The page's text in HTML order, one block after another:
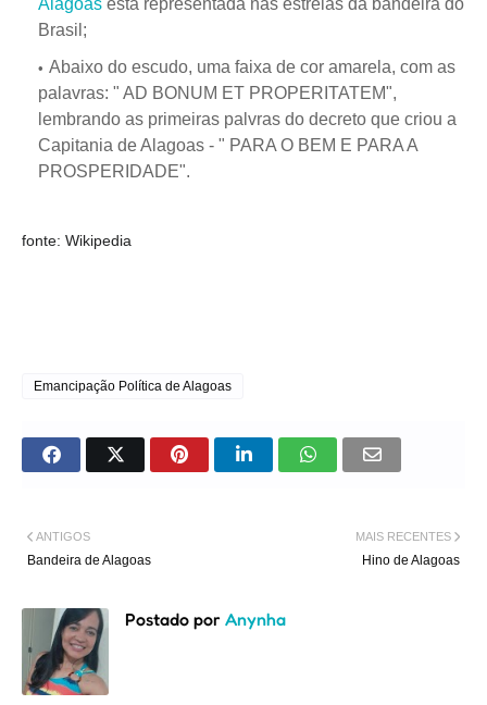
Brasil;
Abaixo do escudo, uma faixa de cor amarela, com as
palavras: " AD BONUM ET PROPERITATEM",
lembrando as primeiras palvras do decreto que criou a
Capitania de Alagoas - " PARA O BEM E PARA A
PROSPERIDADE".
fonte: Wikipedia
Emancipação Política de Alagoas
MAIS RECENTES
Hino de Alagoas
ANTIGOS
Bandeira de Alagoas
Postado por Anynha